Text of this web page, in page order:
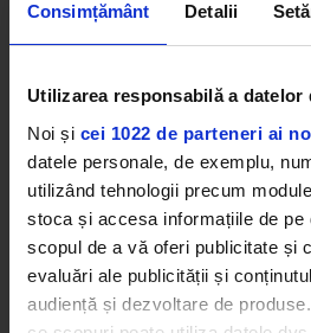
Consimțământ Detalii
Utilizarea responsabilă a datelor
Noi și cei 1022 de parteneri ai
datele personale, de exemplu,
utilizând tehnologii precum
stoca și accesa informațiile de
scopul de a vă oferi publicitate și
evaluări ale publicității și
audiență și dezvoltare de
uita că locurile sunt limitate!
KIMARO 2026 este
Transilvania.
Partener de hidratare:
Parteneri de mobilitate:
Efervescență oferită de
Susținut de: Farmacia
Answear, M & M Dental,
Club, Bumbu, Belaire,